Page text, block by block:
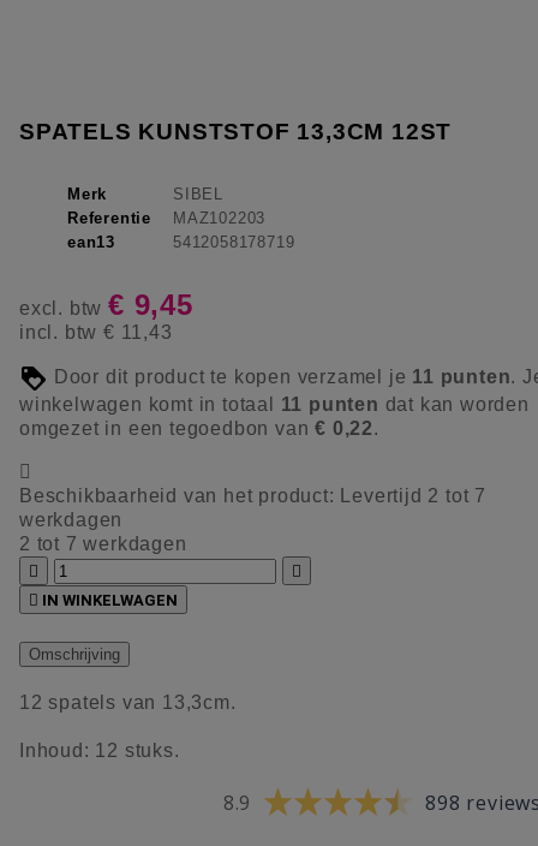
SPATELS KUNSTSTOF 13,3CM 12ST
Merk
SIBEL
Referentie
MAZ102203
ean13
5412058178719
excl. btw € 9,45
incl. btw € 11,43
Door dit product te kopen verzamel je 11 punten.
winkelwagen komt in totaal 11 punten dat kan worden
omgezet in een tegoedbon van€ 0,22.

Beschikbaarheid van het product:
Levertijd 2 tot 7
werkdagen
2 tot 7 werkdagen


 IN WINKELWAGEN
Omschrijving
12 spatels van 13,3cm.
Inhoud: 12 stuks.
8.9 898